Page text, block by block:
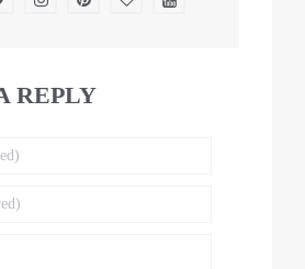
REPLY